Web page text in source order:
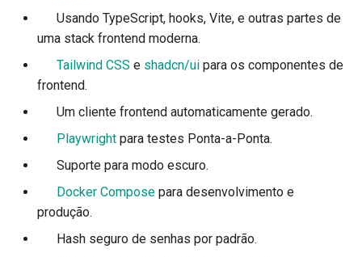
Modelos de Parâmetros
Modelo de resposta -
Modelos Adicionais
WebSockets
Testando WebSockets
Testando eventos:
Middleware
Security Tools
Encoders - jsonable_encoder
Static Files - StaticFiles
Templating - Jinja2Templates
💃 Usando TypeScript, hooks, Vite, e outras partes de
uma stack frontend moderna.
Tailwind CSS e shadcn/ui para os componentes de
frontend.
🤖 Um cliente frontend automaticamente gerado.
Playwright para testes Ponta-a-Ponta.
🦇 Suporte para modo escuro.
Docker Compose para desenvolvimento e
produção.
🔒 Hash seguro de senhas por padrão.